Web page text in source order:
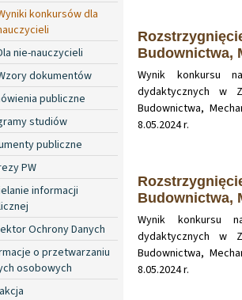
konkursów dla
nie-nauczycieli
dokumentów
publiczne
studiów
publiczne
PW
informacji
Ochrony Danych
o przetwarzaniu
osobowych
Budownictwa,
Wynik konkursu
dydaktycznych w
Budownictwa,
8.05.2024 r.
Budownictwa,
Wynik konkursu
dydaktycznych w
Budownictwa,
8.05.2024 r.